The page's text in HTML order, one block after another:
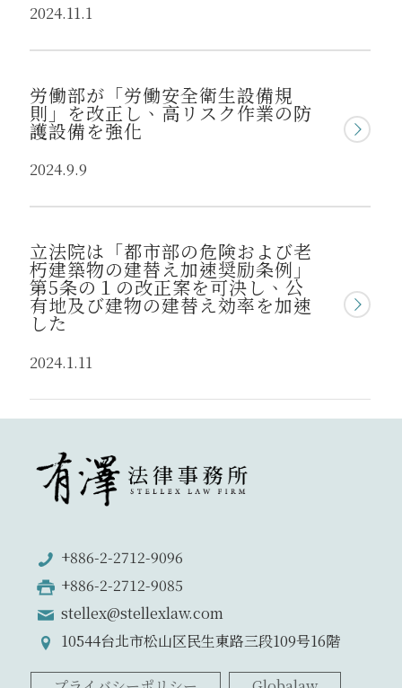
2024.11.1
労働部が「労働安全衛生設備規
則」を改正し、高リスク作業の防
護設備を強化
2024.9.9
立法院は「都市部の危険および老
朽建築物の建替え加速奨励条例」
第5条の１の改正案を可決し、公
有地及び建物の建替え効率を加速
した
2024.1.11
+886-2-2712-9096
+886-2-2712-9085
stellex@stellexlaw.com
10544台北市松山区民生東路三段109号16階